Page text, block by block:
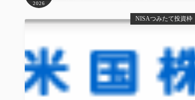
2026
NISAつみたて投資枠